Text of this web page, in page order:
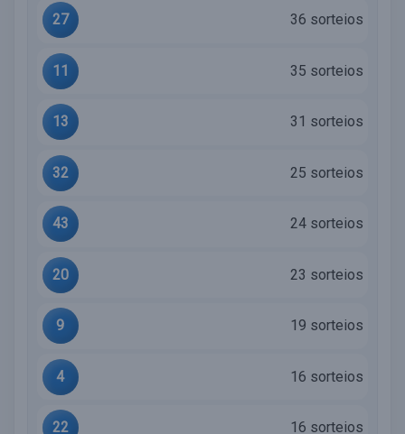
27 36 sorteios
11 35 sorteios
13 31 sorteios
32 25 sorteios
43 24 sorteios
20 23 sorteios
9 19 sorteios
4 16 sorteios
22 16 sorteios